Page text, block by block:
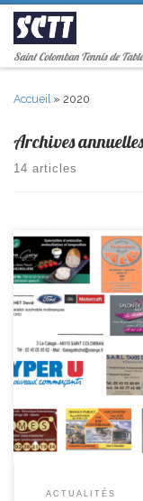
Passer au contenu
Saint Colomban Tennis de Table
Accueil » 2020
Archives
14 articles
Merci à nos sponsors
difficiles.
ACTUALITÉS